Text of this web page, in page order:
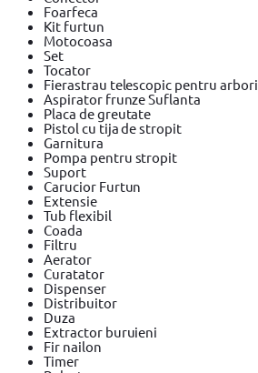
Foarfeca
Kit furtun
Motocoasa
Set
Tocator
Fierastrau telescopic pentru arbori
Aspirator frunze Suflanta
Placa de greutate
Pistol cu tija de stropit
Garnitura
Pompa pentru stropit
Suport
Carucior Furtun
Extensie
Tub flexibil
Coada
Filtru
Aerator
Curatator
Dispenser
Distribuitor
Duza
Extractor buruieni
Fir nailon
Timer